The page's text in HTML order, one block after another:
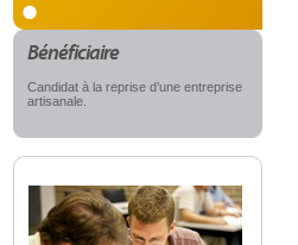
Bénéficiaire
Candidat à la reprise d’une entreprise
artisanale.